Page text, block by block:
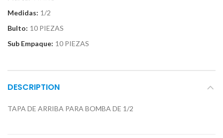
Medidas: 1/2
Bulto: 10 PIEZAS
Sub Empaque: 10 PIEZAS
DESCRIPTION
TAPA DE ARRIBA PARA BOMBA DE 1/2